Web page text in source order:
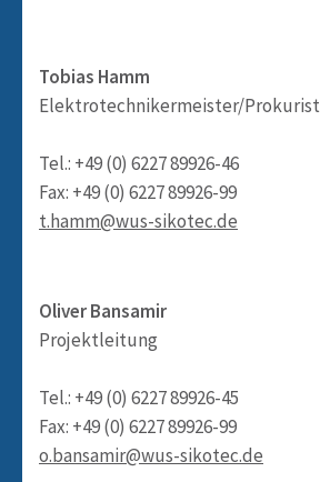
Tobias Hamm
Elektrotechnikermeister/Prokurist
Tel.: +49 (0) 6227 89926-46
Fax: +49 (0) 6227 89926-99
t.hamm@wus-sikotec.de
Oliver Bansamir
Projektleitung
Tel.: +49 (0) 6227 89926-45
Fax: +49 (0) 6227 89926-99
o.bansamir@wus-sikotec.de